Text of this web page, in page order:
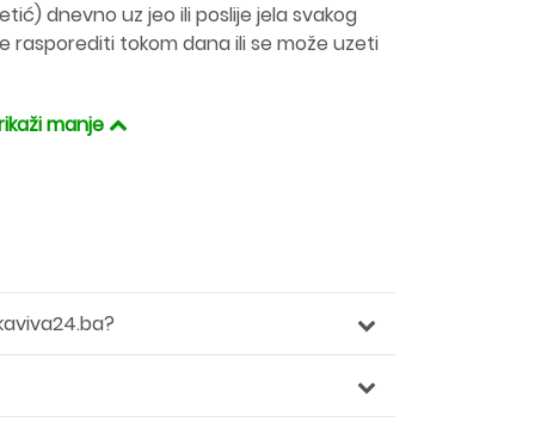
dnevno uz jeo ili poslije jela svakog
rasporediti tokom dana ili se može uzeti
manje